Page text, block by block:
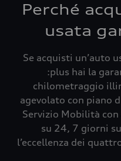
Perché
usata
Se acquisti un’auto
:plus hai la
chilometraggio
agevolato con piano
Servizio Mobilità
su 24, 7 giorni
l’eccellenza dei